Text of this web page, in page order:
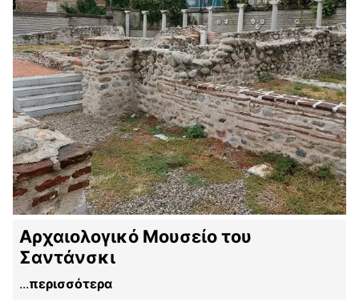
Αρχαιολογικό Μουσείο του
Σαντάνσκι
...περισσότερα